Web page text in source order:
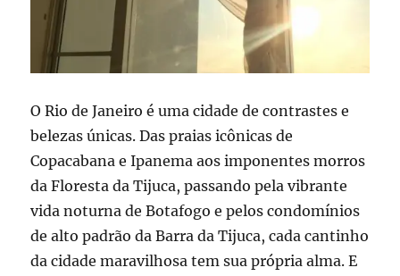
O Rio de Janeiro é uma cidade de contrastes e
belezas únicas. Das praias icônicas de
Copacabana e Ipanema aos imponentes morros
da Floresta da Tijuca, passando pela vibrante
vida noturna de Botafogo e pelos condomínios
de alto padrão da Barra da Tijuca, cada cantinho
da cidade maravilhosa tem sua própria alma. E